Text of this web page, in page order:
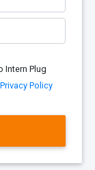
Intern Plug
Privacy Policy